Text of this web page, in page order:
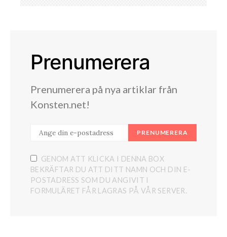
Prenumerera
Prenumerera på nya artiklar från
Konsten.net!
PRENUMERERA
GENOM ATT KLICKA I DENNA BOX
BEKRÄFTAR DU ATT DITT NAMN OCH DIN E-
POSTADRESS SOM DU ANGIVIT I
FORMULÄRET FÅR LAGRAS PÅ VÅR SERVER.